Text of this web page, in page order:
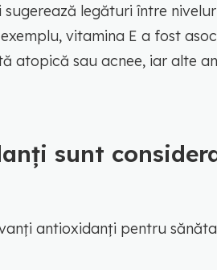
sugerează legături între
vitamina E a fost
atopică sau acnee, iar alte
sunt
antioxidanți pentru